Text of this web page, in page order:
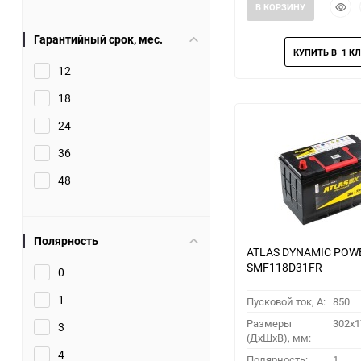
Гарантийный срок, мес.
12
18
24
36
48
Полярность
0
1
3
4
В КОРЗИНУ
ATLAS DYNAMIC
SMF118D31FR
Пусковой ток, A: 850
Размеры
(ДхШхВ), мм: